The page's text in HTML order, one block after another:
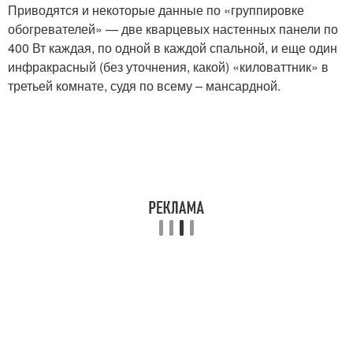
Приводятся и некоторые данные по «группировке
обогревателей» — две кварцевых настенных панели по
400 Вт каждая, по одной в каждой спальной, и еще один
инфракрасный (без уточнения, какой) «киловаттник» в
третьей комнате, судя по всему – мансардной.